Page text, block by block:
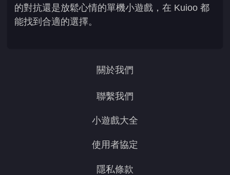
的對抗還是放鬆心情的單機小遊戲，在 Kuioo 都
能找到合適的選擇。
關於我們
聯繫我們
小遊戲大全
使用者協定
隱私條款